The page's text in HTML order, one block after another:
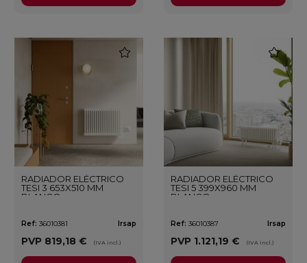
RADIADOR ELÉCTRICO
TESI 3 653X510 MM
BLANCO
Ref: 36010381 Irsap
PVP 819,18 € (IVA incl.)
RADIADOR ELÉCTRICO
TESI 5 399X960 MM
BLANCO
Ref: 36010387 Irsap
PVP 1.121,19 € (IVA incl.)
favorite